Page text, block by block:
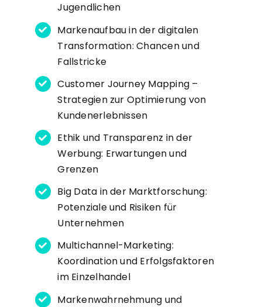
Jugendlichen
Markenaufbau in der digitalen
Transformation: Chancen und
Fallstricke
Customer Journey Mapping –
Strategien zur Optimierung von
Kundenerlebnissen
Ethik und Transparenz in der
Werbung: Erwartungen und
Grenzen
Big Data in der Marktforschung:
Potenziale und Risiken für
Unternehmen
Multichannel-Marketing:
Koordination und Erfolgsfaktoren
im Einzelhandel
Markenwahrnehmung und